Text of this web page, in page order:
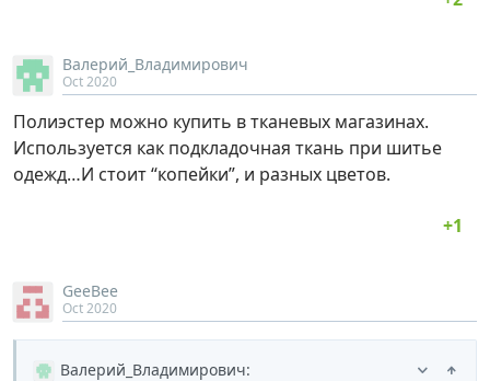
Валерий_Владимирович
Oct 2020
Полиэстер можно купить в тканевых магазинах.
Используется как подкладочная ткань при шитье
одежд…И стоит “копейки”, и разных цветов.
GeeBee
Oct 2020
Валерий_Владимирович: